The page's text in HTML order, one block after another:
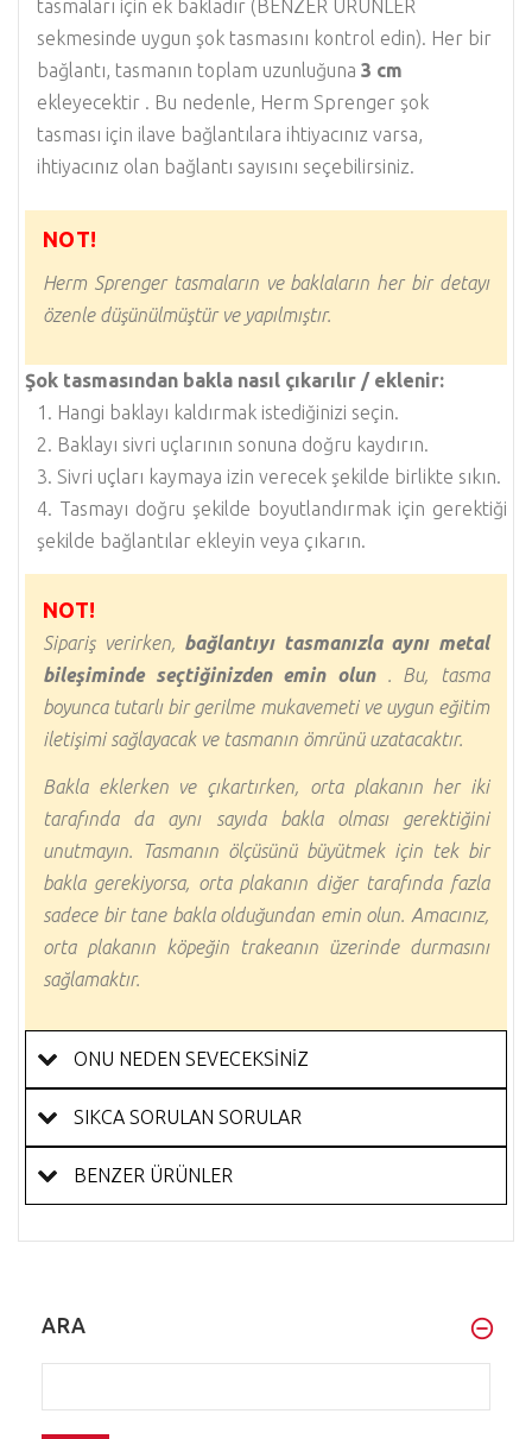
tasmaları için ek bakladır (BENZER ÜRÜNLER
sekmesinde uygun şok tasmasını kontrol edin). Her bir
bağlantı, tasmanın toplam uzunluğuna 3 cm
ekleyecektir . Bu nedenle, Herm Sprenger şok
tasması için ilave bağlantılara ihtiyacınız varsa,
ihtiyacınız olan bağlantı sayısını seçebilirsiniz.
NOT!
Herm Sprenger tasmaların ve baklaların her bir detayı
özenle düşünülmüştür ve yapılmıştır.
Şok tasmasından bakla nasıl çıkarılır / eklenir:
Hangi baklayı kaldırmak istediğinizi seçin.
Baklayı sivri uçlarının sonuna doğru kaydırın.
Sivri uçları kaymaya izin verecek şekilde birlikte sıkın.
Tasmayı doğru şekilde boyutlandırmak için gerektiği
şekilde bağlantılar ekleyin veya çıkarın.
NOT!
Sipariş verirken, bağlantıyı tasmanızla aynı metal
bileşiminde seçtiğinizden emin olun. Bu, tasma
boyunca tutarlı bir gerilme mukavemeti ve uygun eğitim
iletişimi sağlayacak ve tasmanın ömrünü uzatacaktır.
Bakla eklerken ve çıkartırken, orta plakanın her iki
tarafında da aynı sayıda bakla olması gerektiğini
unutmayın. Tasmanın ölçüsünü büyütmek için tek bir
bakla gerekiyorsa, orta plakanın diğer tarafında fazla
sadece bir tane bakla olduğundan emin olun. Amacınız,
orta plakanın köpeğin trakeanın üzerinde durmasını
sağlamaktır.
ONU NEDEN SEVECEKSİNİZ
SIKCA SORULAN SORULAR
BENZER ÜRÜNLER
ARA